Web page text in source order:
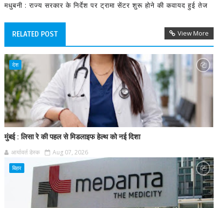
मधुबनी : राज्य सरकार के निर्देश पर ट्रामा सेंटर शुरू होने की कवायद हुई तेज
RELATED POST View More
देश
मुंबई : लिसा रे की पहल से मिडलाइफ हेल्थ को नई दिशा
आर्यावर्त डेस्क Aug 07, 2026
बिहार